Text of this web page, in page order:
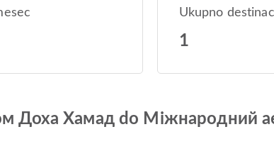
Ukupno
1
Доха Хамад do Міжнародний